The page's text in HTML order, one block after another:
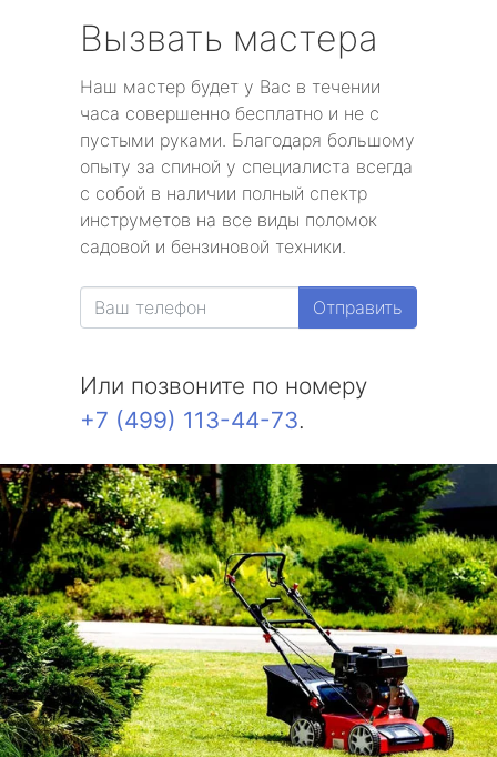
Вызвать мастера
Наш мастер будет у Вас в течении
часа совершенно бесплатно и не с
пустыми руками. Благодаря большому
опыту за спиной у специалиста всегда
с собой в наличии полный спектр
инструметов на все виды поломок
садовой и бензиновой техники.
Отправить
Или позвоните по номеру
+7 (499) 113-44-73.